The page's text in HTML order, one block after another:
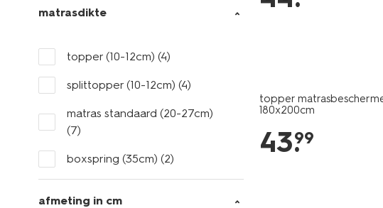
matrasdikte
topper (10-12cm) (4)
splittopper (10-12cm) (4)
matras standaard (20-27cm)
(7)
boxspring (35cm) (2)
afmeting in cm
topper
180x200cm
43.
99